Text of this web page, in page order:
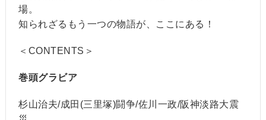
場。
知られざるもう一つの物語が、ここにある！
＜CONTENTS＞
巻頭グラビア
杉山治夫/成田(三里塚)闘争/佐川一政/阪神淡路大震